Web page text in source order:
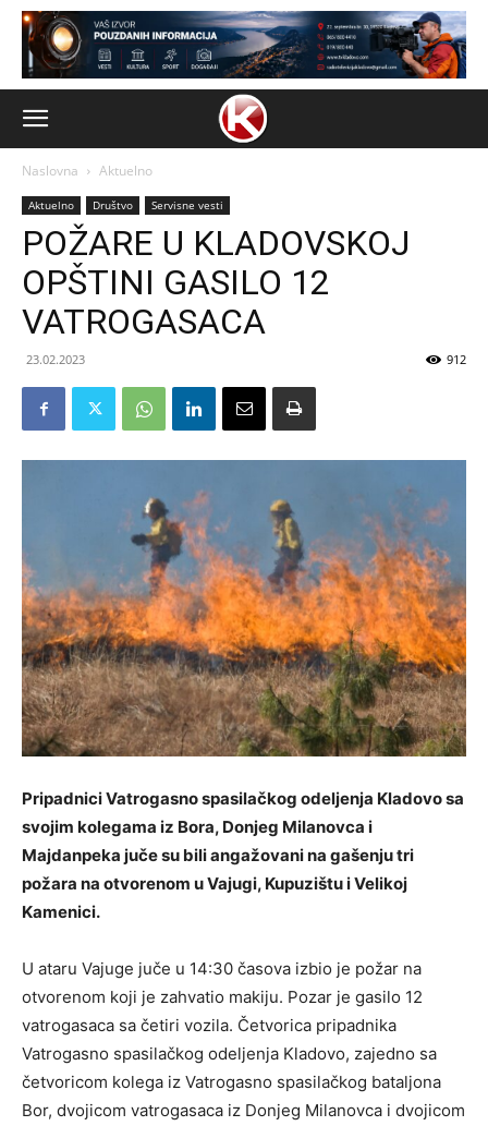
Naslovna Aktuelno
Aktuelno Društvo Servisne vesti
POŽARE U KLADOVSKOJ
OPŠTINI GASILO 12
VATROGASACA
23.02.2023 912
Pripadnici Vatrogasno spasilačkog odeljenja Kladovo sa
svojim kolegama iz Bora, Donjeg Milanovca i
Majdanpeka juče su bili angažovani na gašenju tri
požara na otvorenom u Vajugi, Kupuzištu i Velikoj
Kamenici.
U ataru Vajuge juče u 14:30 časova izbio je požar na
otvorenom koji je zahvatio makiju. Pozar je gasilo 12
vatrogasaca sa četiri vozila. Četvorica pripadnika
Vatrogasno spasilačkog odeljenja Kladovo, zajedno sa
četvoricom kolega iz Vatrogasno spasilačkog bataljona
Bor, dvojicom vatrogasaca iz Donjeg Milanovca i dvojicom